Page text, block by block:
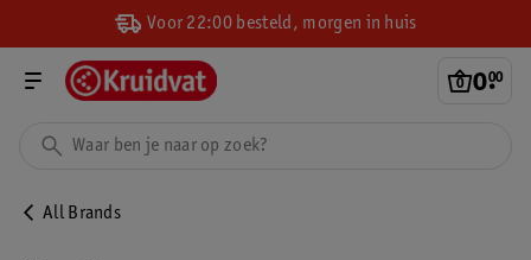
Voor 22:00 besteld, morgen in huis
0.
00
All Brands